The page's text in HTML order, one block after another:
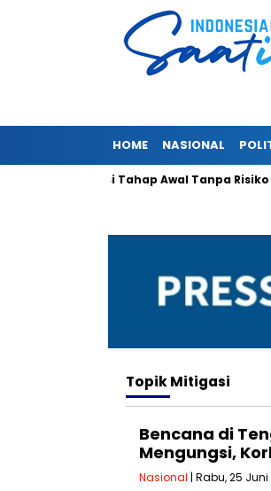
HOME NASIONAL
Deregulasi Tahap Awal Tanpa Risiko
TopikMitigasi
Bencana di
Mengungsi,
Nasional | Rabu, 25 Juni